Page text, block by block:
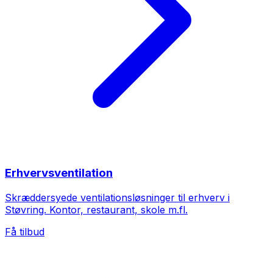
Erhvervsventilation
Skræddersyede ventilationsløsninger til erhverv i
Støvring. Kontor, restaurant, skole m.fl.
Få tilbud